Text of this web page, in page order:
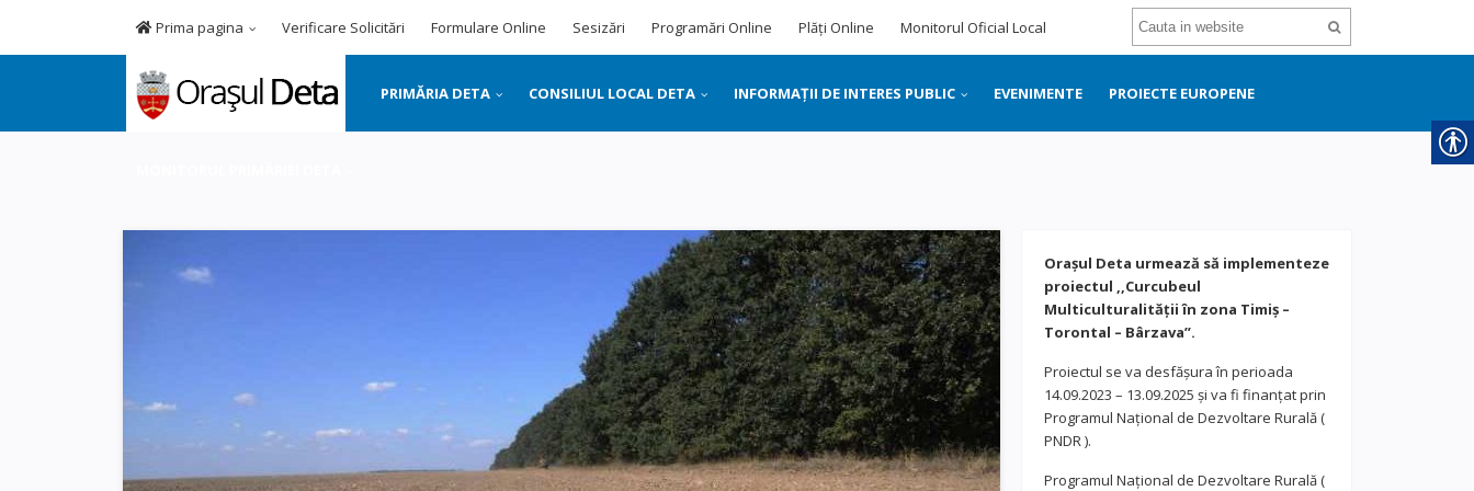
Prima pagina Verificare Solicitări Formulare Online Sesizări Programări Online Plăți Online Monitorul Oficial Local
PRIMĂRIA DETA CONSILIUL LOCAL DETA INFORMAȚII DE INTERES PUBLIC EVENIMENTE PROIECTE EUROPENE
Orașul Deta urmează să implementeze
proiectul ,,Curcubeul
Multiculturalității în zona Timiș –
Torontal – Bârzava”.
Proiectul se va desfășura în perioada
14.09.2023 – 13.09.2025 și va fi finanțat prin
Programul Național de Dezvoltare Rurală (
PNDR ).
Programul Național de Dezvoltare Rurală (